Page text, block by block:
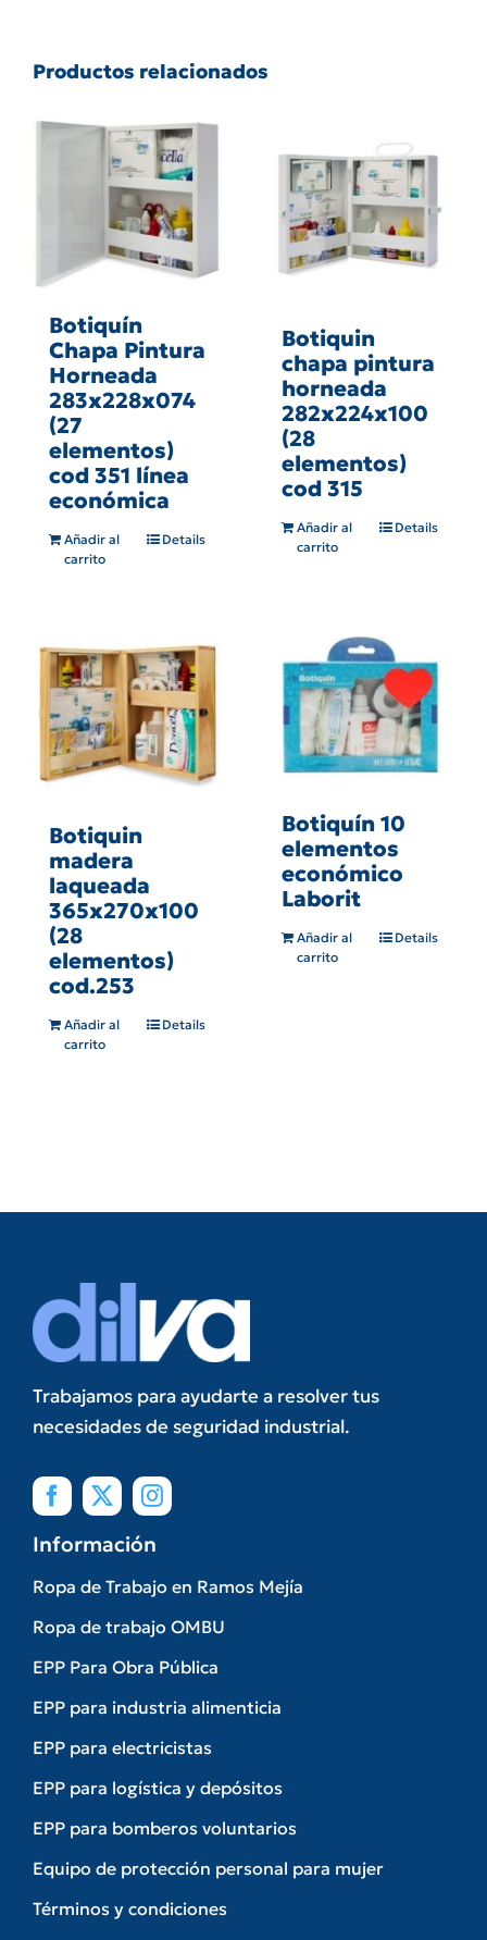
Productos relacionados
Botiquín
Chapa Pintura
Horneada
283x228x074
(27
elementos)
cod 351 línea
económica
Añadir al
carrito
Details
Botiquin
chapa pintura
horneada
282x224x100
(28
elementos)
cod 315
Añadir al
carrito
Details
Botiquin
madera
laqueada
365x270x100
(28
elementos)
cod.253
Añadir al
carrito
Details
Botiquín 10
elementos
económico
Laborit
Añadir al
carrito
Details
Trabajamos para ayudarte a resolver tus
necesidades de seguridad industrial.
Información
Ropa de Trabajo en Ramos Mejía
Ropa de trabajo OMBU
EPP Para Obra Pública
EPP para industria alimenticia
EPP para electricistas
EPP para logística y depósitos
EPP para bomberos voluntarios
Equipo de protección personal para mujer
Términos y condiciones